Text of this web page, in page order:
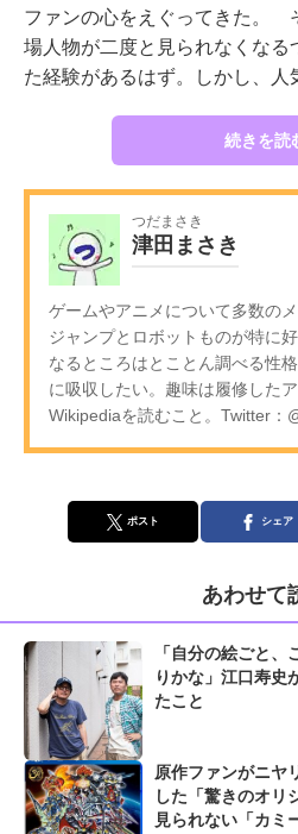
ファンの心をえぐってきた。
場人物が二度と見られなくなる
た経験があるはず。しかし、
続きを読
つだまさき
津田まさき
ゲームやアニメについて多数の
ジャンプとロボットものが特に
なるところはとことん調べる性
に吸収したい。趣味は履修した
Wikipediaを読むこと。Twitter：
ポスト シェア
あわせて
「自分の絵ごと
りかな」江口寿史
たこと
原作ファンがニヤ
した「驚きのオリ
見られない「カミ